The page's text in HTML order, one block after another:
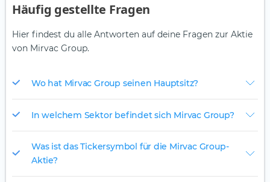
Häufig gestellte Fragen
Hier findest du alle Antworten auf deine Fragen zur Aktie
von Mirvac Group.
Wo hat Mirvac Group seinen Hauptsitz?
In welchem Sektor befindet sich Mirvac Group?
Was ist das Tickersymbol für die Mirvac Group-
Aktie?